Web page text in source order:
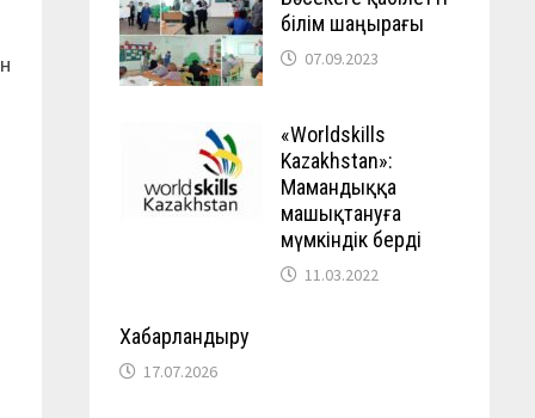
білім шаңырағы
07.09.2023
«Worldskills
Kazakhstan»:
Мамандыққа
машықтануға
мүмкіндік берді
11.03.2022
Хабарландыру
17.07.2026